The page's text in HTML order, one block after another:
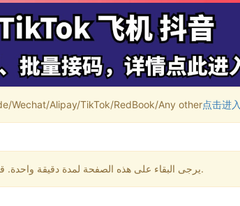
Wechat/Alipay/TikTok/RedBook/Any other点击进入
يرجى البقاء على هذه الصفحة لمدة دقيقة واحدة. قد تكون هناك بعض التأخيرات في استقبال الرسائل. إذا لم تتلقى رمز التحقق لفترة طويلة، يرجى تغيير الرقم.